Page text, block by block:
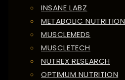
INSANE LABZ
METABOLIC NUTRITION
MUSCLEMEDS
MUSCLETECH
NUTREX RESEARCH
OPTIMUM NUTRITION